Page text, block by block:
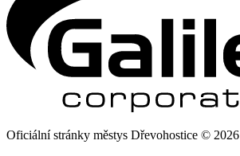
Oficiální stránky městys Dřevohostice © 2026